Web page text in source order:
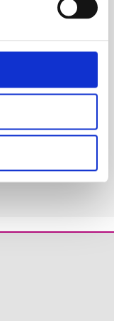
Producto